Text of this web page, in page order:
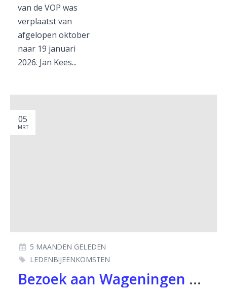
van de VOP was
verplaatst van
afgelopen oktober
naar 19 januari
2026. Jan Kees...
05
MRT
Bezoek aan Wageningen op 25 juni 2025
5 MAANDEN GELEDEN
LEDENBIJEENKOMSTEN